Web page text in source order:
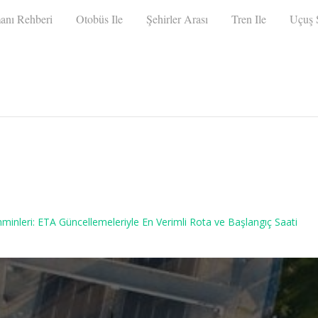
Rehberi Otobüs Ile Şehirler Arası Tren Ile Uçuş
ETA Güncellemeleriyle En Verimli Rota ve Başlangıç Saati